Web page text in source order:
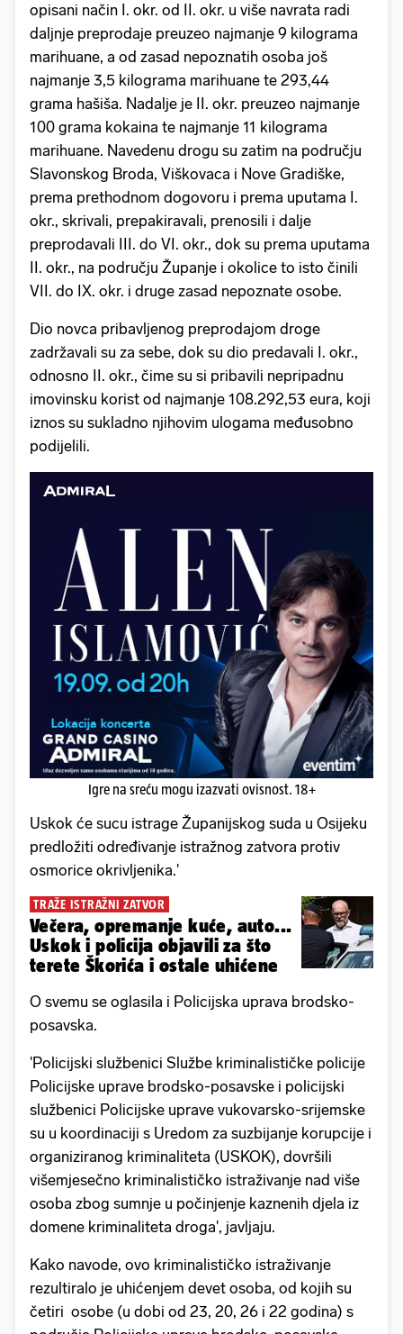
opisani način I. okr. od II. okr. u više navrata radi
daljnje preprodaje preuzeo najmanje 9 kilograma
marihuane, a od zasad nepoznatih osoba još
najmanje 3,5 kilograma marihuane te 293,44
grama hašiša. Nadalje je II. okr. preuzeo najmanje
100 grama kokaina te najmanje 11 kilograma
marihuane. Navedenu drogu su zatim na području
Slavonskog Broda, Viškovaca i Nove Gradiške,
prema prethodnom dogovoru i prema uputama I.
okr., skrivali, prepakiravali, prenosili i dalje
preprodavali III. do VI. okr., dok su prema uputama
II. okr., na području Županje i okolice to isto činili
VII. do IX. okr. i druge zasad nepoznate osobe.
Dio novca pribavljenog preprodajom droge
zadržavali su za sebe, dok su dio predavali I. okr.,
odnosno II. okr., čime su si pribavili nepripadnu
imovinsku korist od najmanje 108.292,53 eura, koji
iznos su sukladno njihovim ulogama međusobno
podijelili.
Igre na sreću mogu izazvati ovisnost. 18+
Uskok će sucu istrage Županijskog suda u Osijeku
predložiti određivanje istražnog zatvora protiv
osmorice okrivljenika.'
TRAŽE ISTRAŽNI ZATVOR
Večera, opremanje kuće, auto...
Uskok i policija objavili za što
terete Škorića i ostale uhićene
O svemu se oglasila i Policijska uprava brodsko-
posavska.
'Policijski službenici Službe kriminalističke policije
Policijske uprave brodsko-posavske i policijski
službenici Policijske uprave vukovarsko-srijemske
su u koordinaciji s Uredom za suzbijanje korupcije i
organiziranog kriminaliteta (USKOK), dovršili
višemjesečno kriminalističko istraživanje nad više
osoba zbog sumnje u počinjenje kaznenih djela iz
domene kriminaliteta droga', javljaju.
Kako navode, ovo kriminalističko istraživanje
rezultiralo je uhićenjem devet osoba, od kojih su
četiri osobe (u dobi od 23, 20, 26 i 22 godina) s